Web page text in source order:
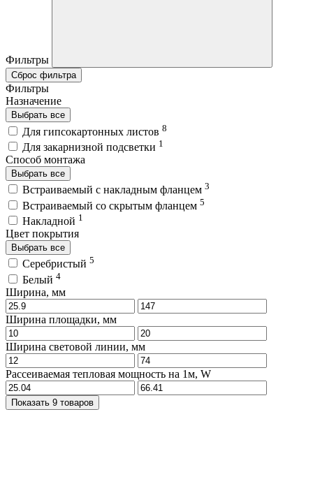
Фильтры
Сброс фильтра
Фильтры
Назначение
Выбрать все
Для гипсокартонных листов 8
Для закарнизной подсветки 1
Способ монтажа
Выбрать все
Встраиваемый с накладным фланцем 3
Встраиваемый со скрытым фланцем 5
Накладной 1
Цвет покрытия
Выбрать все
Серебристый 5
Белый 4
Ширина, мм
Ширина площадки, мм
Ширина световой линии, мм
Рассеиваемая тепловая мощность на 1м, W
Показать 9 товаров